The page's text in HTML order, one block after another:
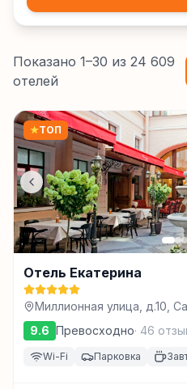
Показано 1–30 из 24 609
отелей
★ТОП
Отель Екатерина
Миллионная улица, д.10,
9.6 Превосходно· 46
Wi-Fi Парковка